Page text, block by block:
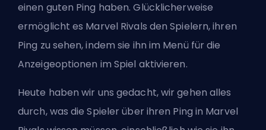
einen guten Ping haben. Glücklicherweise
ermöglicht es Marvel Rivals den Spielern, ihren
Ping zu sehen, indem sie ihn im Menü für die
Anzeigeoptionen im Spiel aktivieren.
Heute haben wir uns gedacht, wir gehen alles
durch, was die Spieler über ihren Ping in Marvel